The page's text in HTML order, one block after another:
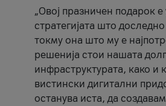
„Овој празничен подарок
стратегијата што
токму она што му е
решенија стои нашата
инфраструктурата, како и
вистински дигитални
останува иста, да